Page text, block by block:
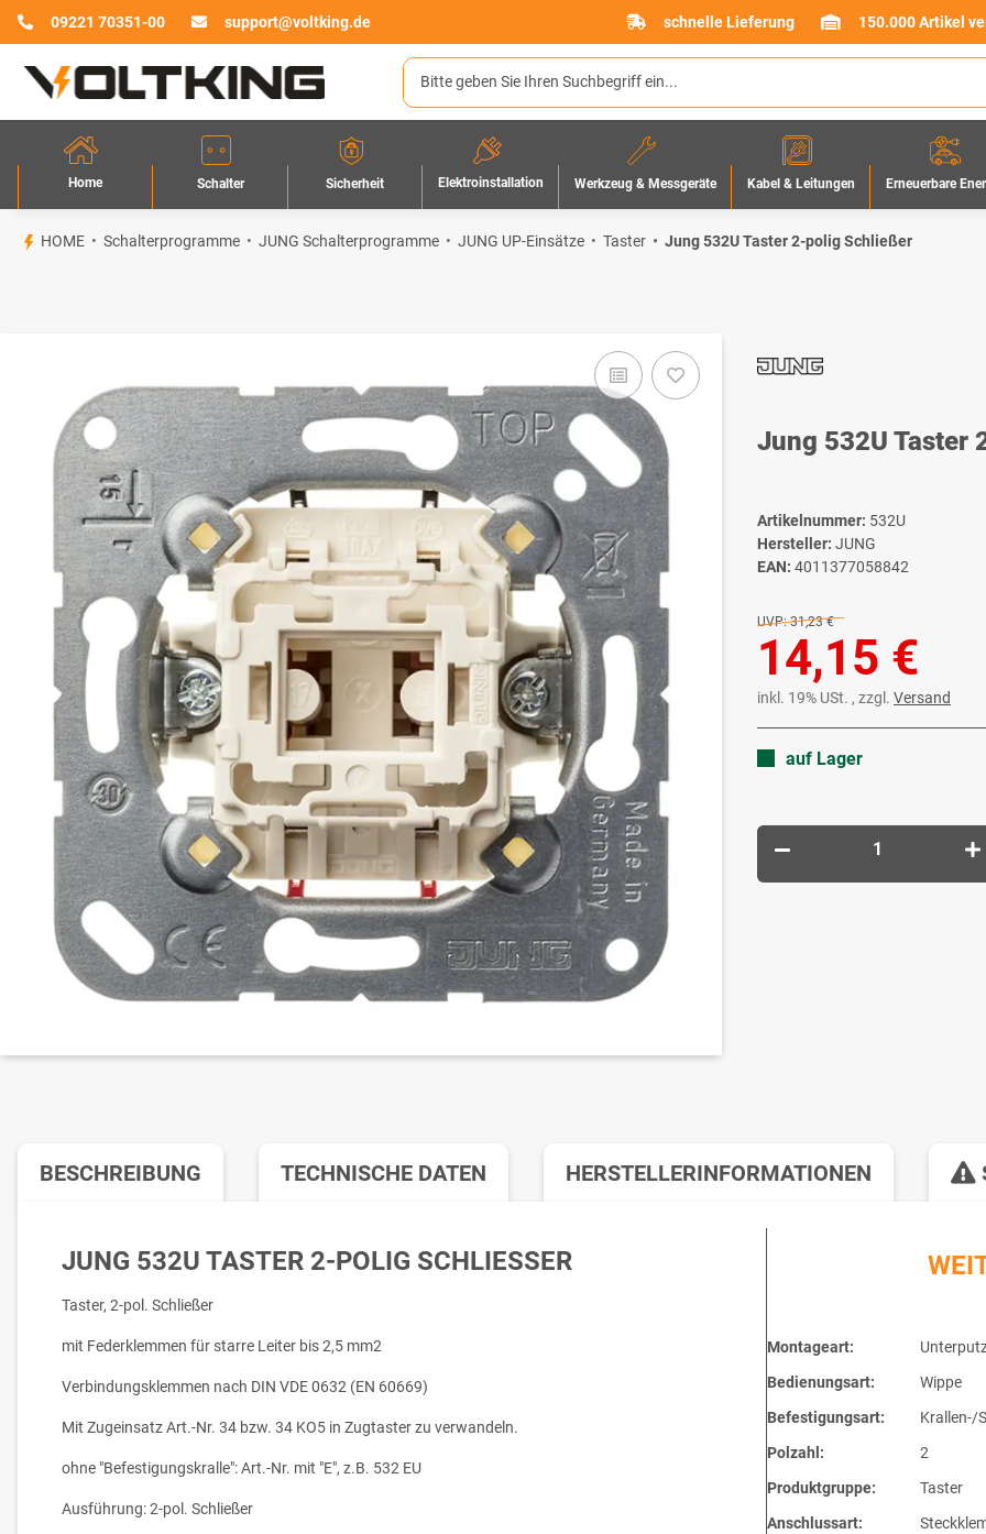
09221 70351-00 support@voltking.de schnelle Lieferung 150.000 Artikel
Home Schalter Sicherheit Elektroinstallation Werkzeug & Messgeräte Kabel & Leitungen Erneuerbare
HOME Schalterprogramme JUNG Schalterprogramme JUNG UP-Einsätze Taster Jung 532U Taster 2-polig Schließer
Jung 532U Taster
Artikelnummer: 532U
Hersteller: JUNG
EAN: 4011377058842
UVP: 31,23 €
14,15 €
inkl. 19% USt. , zzgl. Versand
auf Lager
BESCHREIBUNG TECHNISCHE DATEN HERSTELLERINFORMATIONEN
JUNG 532U TASTER 2-POLIG SCHLIESSER
Taster, 2-pol. Schließer
mit Federklemmen für starre Leiter bis 2,5 mm2
Verbindungsklemmen nach DIN VDE 0632 (EN 60669)
Mit Zugeinsatz Art.-Nr. 34 bzw. 34 KO5 in Zugtaster zu verwandeln.
ohne "Befestigungskralle": Art.-Nr. mit "E", z.B. 532 EU
Ausführung: 2-pol. Schließer
Montageart:
Bedienungsart:
Wippe
Befestigungsart:
Krallen-/
Polzahl:
2
Produktgruppe:
Taster
Anschlussart: